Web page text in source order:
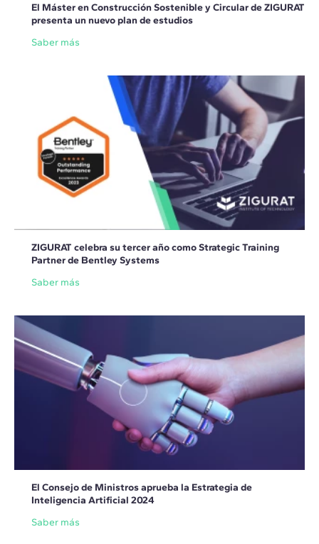
El Máster en Construcción Sostenible y Circular de ZIGURAT
presenta un nuevo plan de estudios
Saber más
ZIGURAT celebra su tercer año como Strategic Training
Partner de Bentley Systems
Saber más
El Consejo de Ministros aprueba la Estrategia de
Inteligencia Artificial 2024
Saber más